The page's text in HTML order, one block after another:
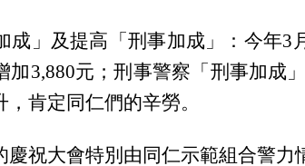
成」及提高「刑事加成」：今年3
加3,880元；刑事警察「刑事加成
肯定同仁們的辛勞。
祝大會特別由同仁示範組合警力